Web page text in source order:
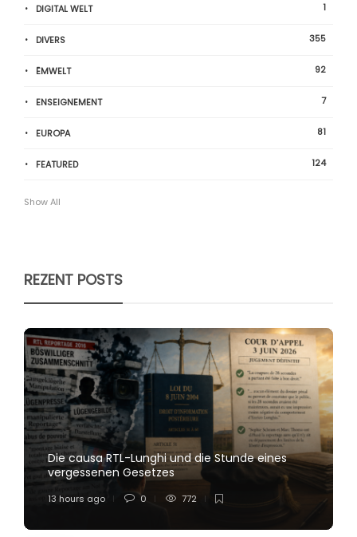
DIGITAL WELT 1
DIVERS 355
ËMWELT 92
ENSEIGNEMENT 7
EUROPA 81
FEATURED 124
Show All
REZENT POSTS
Die causa RTL-Lunghi und die Stunde eines
vergessenen Gesetzes
13 hours ago 0 772